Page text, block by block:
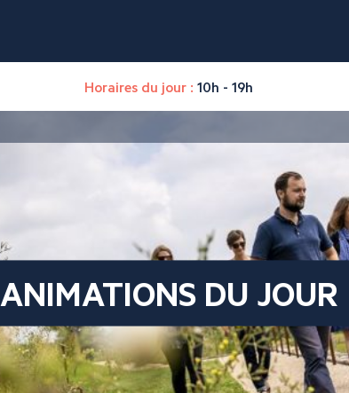
Horaires du jour : 10h - 19h
ANIMATIONS DU JOUR